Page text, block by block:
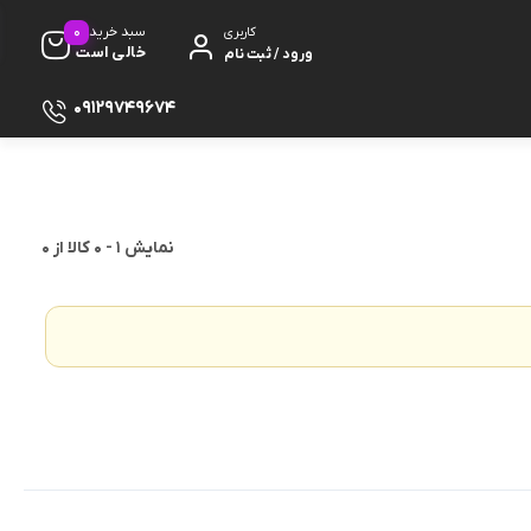
کاربری
ورود / ثبت نام
سبد خرید
خالی است
0
09129749674
نمایش 1
-
0 کالا از 0